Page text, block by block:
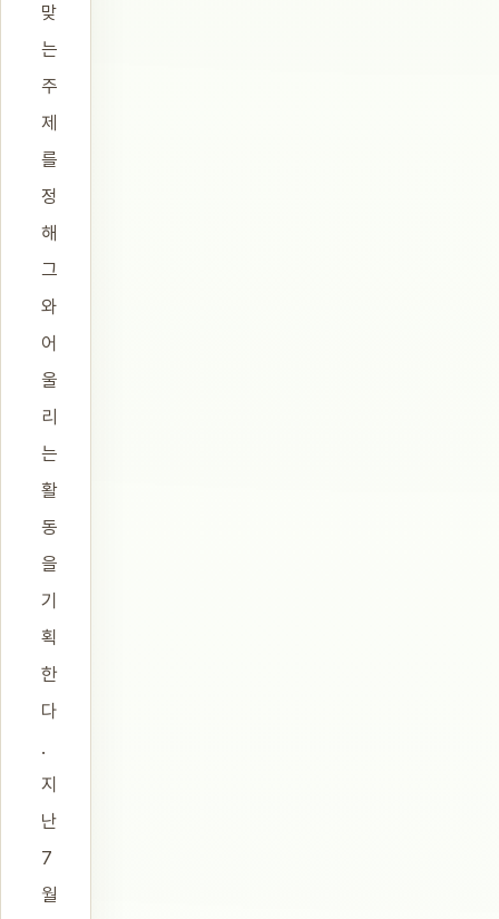
맞
는
주
제
를
정
해
그
와
어
울
리
는
활
동
을
기
획
한
다
.
지
난
7
월